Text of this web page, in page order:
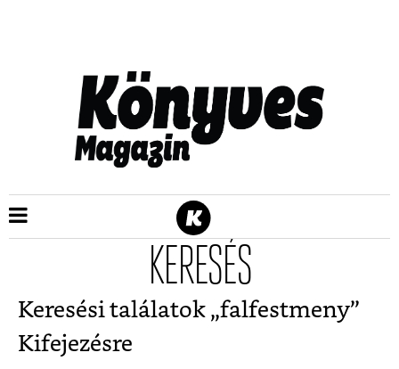
KERESÉS
Keresési találatok „falfestmeny”
Kifejezésre